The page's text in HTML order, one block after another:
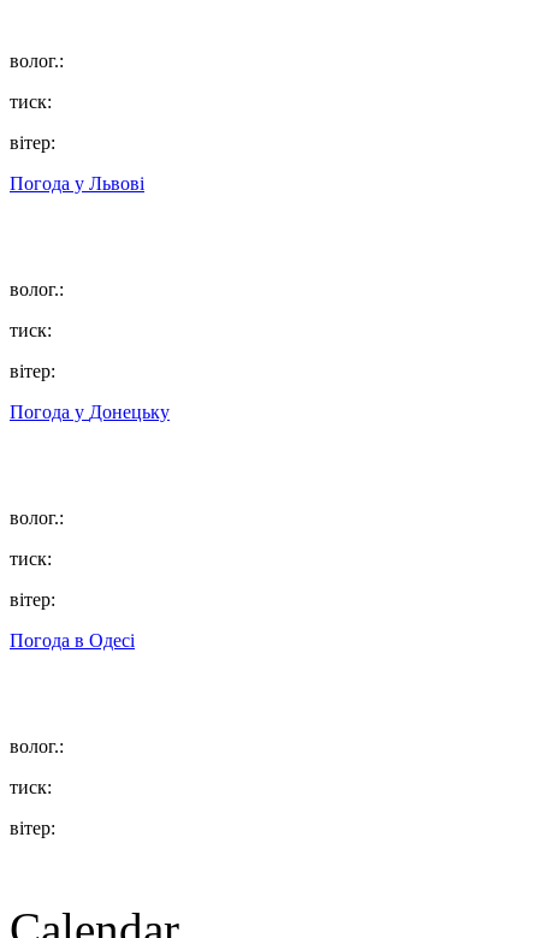
волог.:
тиск:
вітер:
Погода у Львові
волог.:
тиск:
вітер:
Погода у Донецьку
волог.:
тиск:
вітер:
Погода в Одесі
волог.:
тиск:
вітер: